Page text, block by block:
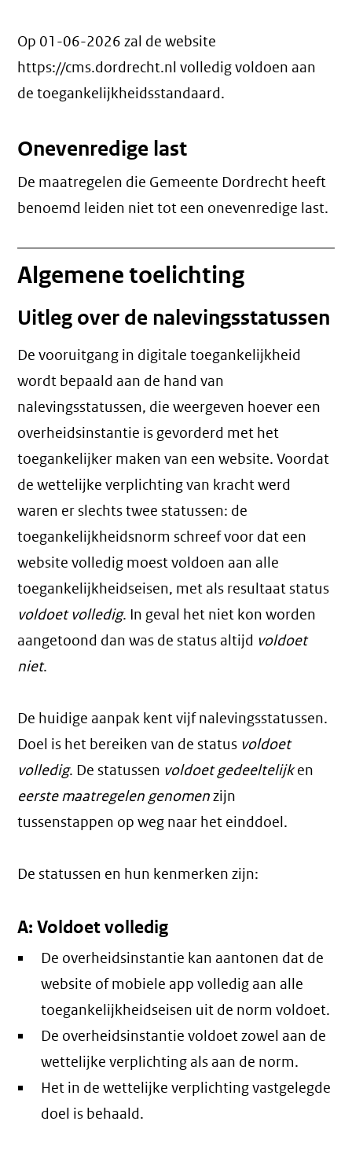
Op 01-06-2026 zal de website
https://cms.dordrecht.nl volledig voldoen aan
de toegankelijkheidsstandaard.
Onevenredige last
De maatregelen die Gemeente Dordrecht heeft
benoemd leiden niet tot een onevenredige last.
Algemene toelichting
Uitleg over de nalevingsstatussen
De vooruitgang in digitale toegankelijkheid
wordt bepaald aan de hand van
nalevingsstatussen, die weergeven hoever een
overheidsinstantie is gevorderd met het
toegankelijker maken van een website. Voordat
de wettelijke verplichting van kracht werd
waren er slechts twee statussen: de
toegankelijkheidsnorm schreef voor dat een
website volledig moest voldoen aan alle
toegankelijkheidseisen, met als resultaat status
voldoet volledig. In geval het niet kon worden
aangetoond dan was de status altijd voldoet
niet.
De huidige aanpak kent vijf nalevingsstatussen.
Doel is het bereiken van de status voldoet
volledig. De statussen voldoet gedeeltelijken
eerste maatregelen genomenzijn
tussenstappen op weg naar het einddoel.
De statussen en hun kenmerken zijn:
A: Voldoet volledig
De overheidsinstantie kan aantonen dat de
website of mobiele app volledig aan alle
toegankelijkheidseisen uit de norm voldoet.
De overheidsinstantie voldoet zowel aan de
wettelijke verplichting als aan de norm.
Het in de wettelijke verplichting vastgelegde
doel is behaald.